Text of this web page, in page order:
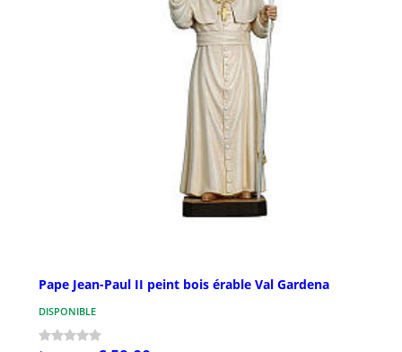
Pape Jean-Paul II peint bois érable Val Gardena
DISPONIBLE